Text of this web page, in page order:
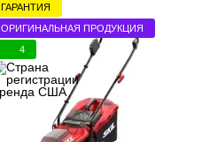
ГАРАНТИЯ
ОРИГИНАЛЬНАЯ ПРОДУКЦИЯ
4